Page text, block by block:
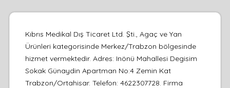
Kıbrıs Medikal Dış Ticaret Ltd. Şti., Agaç ve Yan
Ürünleri kategorisinde Merkez/Trabzon bölgesinde
hizmet vermektedir. Adres: Inönü Mahallesi Degisim
Sokak Günaydin Apartman No:4 Zemin Kat
Trabzon/Ortahisar. Telefon: 4622307728. Firma